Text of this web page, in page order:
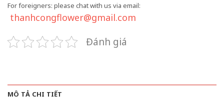
For foreigners: please chat with us via email:
thanhcongflower@gmail.com
Đánh giá
MÔ TẢ CHI TIẾT